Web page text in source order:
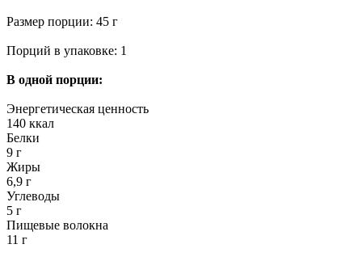
Размер порции: 45 г
Порций в упаковке: 1
В одной порции:
Энергетическая ценность
140 ккал
Белки
9 г
Жиры
6,9 г
Углеводы
5 г
Пищевые волокна
11 г